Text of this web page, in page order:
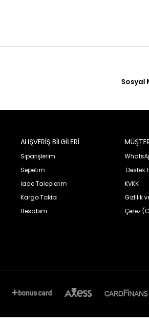
Sosyal
ALIŞVERİŞ BİLGİLERİ
Siparişlerim
Sepetim
İade Taleplerim
Kargo Takibi
Hesabım
Destek
KVKK
Gizlilik
Çerez